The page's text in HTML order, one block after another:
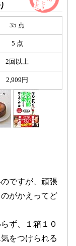
35 点
5 点
2回以上
2,909円
ですが、頑張
がかえってど
ず、１箱１０
をつけられる